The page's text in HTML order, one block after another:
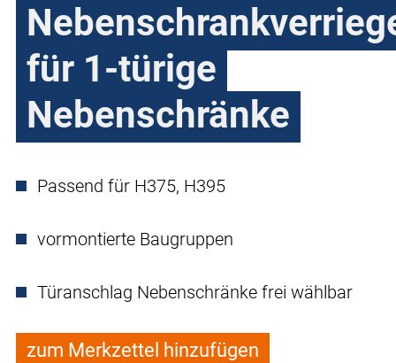
für 1-türige
Nebenschränke
Passend für H375, H395
vormontierte Baugruppen
Türanschlag Nebenschränke frei wählbar
zum Merkzettel hinzufügen